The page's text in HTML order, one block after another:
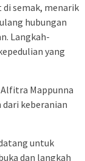
semak, menarik
hubungan
Langkah-
yang
Mappunna
keberanian
untuk
dan langkah